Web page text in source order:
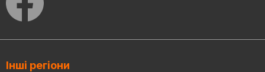
Інші регіони